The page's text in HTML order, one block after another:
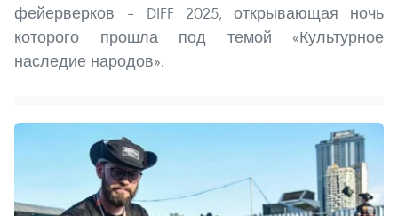
фейерверков – DIFF 2025, открывающая ночь
которого прошла под темой «Культурное
наследие народов».